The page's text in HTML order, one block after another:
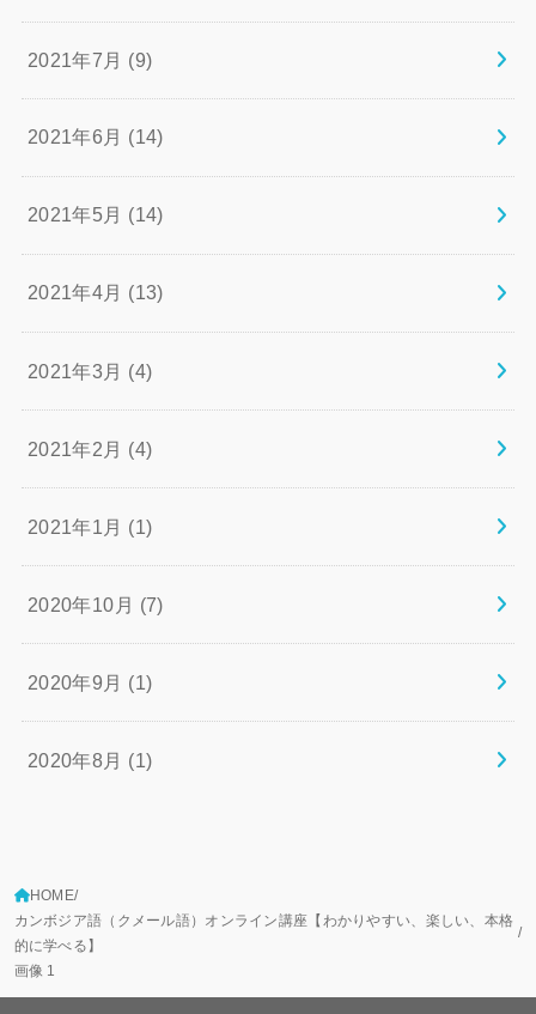
2021年7月 (9)
2021年6月 (14)
2021年5月 (14)
2021年4月 (13)
2021年3月 (4)
2021年2月 (4)
2021年1月 (1)
2020年10月 (7)
2020年9月 (1)
2020年8月 (1)
HOME
カンボジア語（クメール語）オンライン講座【わかりやすい、楽しい、本格
的に学べる】
画像 1